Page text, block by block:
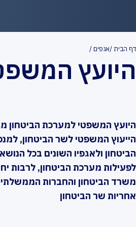
דף הבית אגפים
היועץ
היועץ המשפטי למערכת הביטחון
הייעוץ המשפטי לשר הביטחון,
הביטחון ולאגפיו השונים בכל
לפעילות מערכת הביטחון, לרבות
משרד הביטחון והחברות
אחריות שר הביטחון